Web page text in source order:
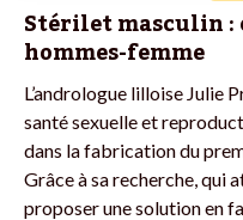
Stérilet masculin
hommes-femme
L’andrologue lilloise Julie
santé sexuelle et
dans la fabrication du
Grâce à sa recherche, qui
proposer une solution en